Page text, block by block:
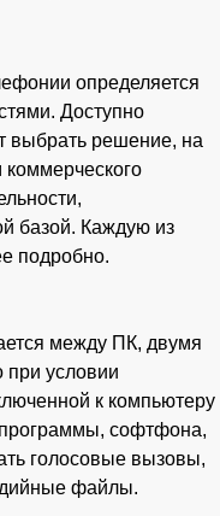
определяется
Доступно
выбрать решение, на
базой. Каждую из
подробно.
между ПК, двумя
при условии
к компьютеру
программы, софтфона,
голосовые вызовы,
файлы.